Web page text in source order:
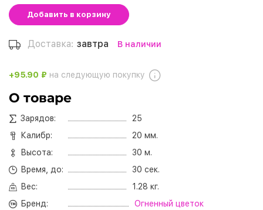
Добавить в корзину
Доставка: завтра В наличии
+95.90 ₽ на следующую покупку
О товаре
Зарядов:
25
Калибр:
20 мм.
Высота:
30 м.
Время, до:
30 сек.
Вес:
1.28 кг.
Бренд:
Огненный цветок